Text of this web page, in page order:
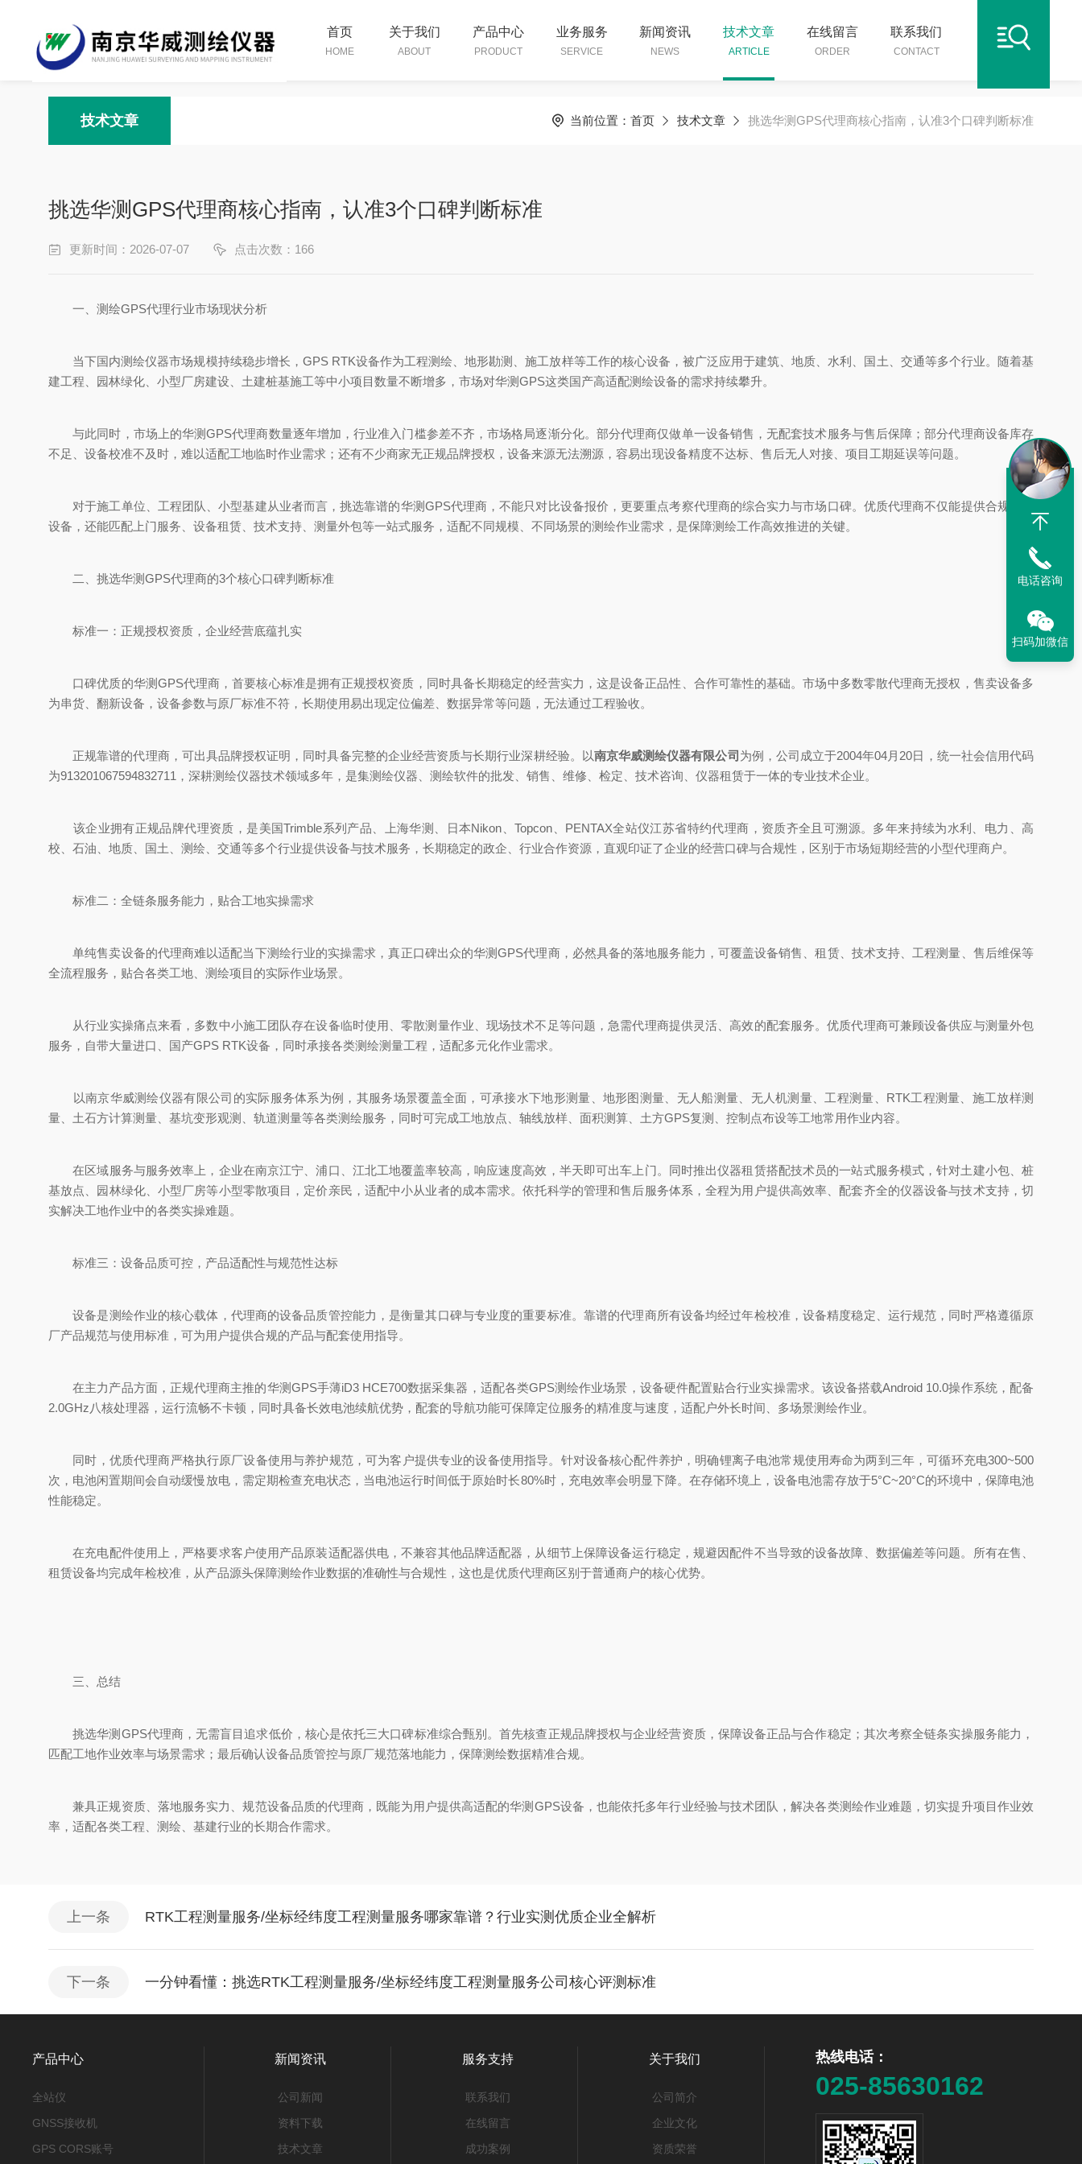
首页
HOME
关于我们
ABOUT
产品中心
PRODUCT
业务服务
SERVICE
新闻资讯
NEWS
技术文章
ARTICLE
在线留言
ORDER
联系我们
CONTACT
技术文章 当前位置： 首页 技术文章 挑选华测GPS代理商核心指南，认准3个口碑判断标准
挑选华测GPS代理商核心指南，认准3个口碑判断标准
更新时间：2026-07-07 点击次数：166
一、测绘GPS代理行业市场现状分析
当下国内测绘仪器市场规模持续稳步增长，GPS RTK设备作为工程测绘、地形勘测、施工放样等工作的核心设备，被广泛应用于建筑、地质、水利、国土、交通等多个行业。随着基
建工程、园林绿化、小型厂房建设、土建桩基施工等中小项目数量不断增多，市场对华测GPS这类国产高适配测绘设备的需求持续攀升。
与此同时，市场上的华测GPS代理商数量逐年增加，行业准入门槛参差不齐，市场格局逐渐分化。部分代理商仅做单一设备销售，无配套技术服务与售后保障；部分代理商设备库存
不足、设备校准不及时，难以适配工地临时作业需求；还有不少商家无正规品牌授权，设备来源无法溯源，容易出现设备精度不达标、售后无人对接、项目工期延误等问题。
对于施工单位、工程团队、小型基建从业者而言，挑选靠谱的华测GPS代理商，不能只对比设备报价，更要重点考察代理商的综合实力与市场口碑。优质代理商不仅能提供合规正品
设备，还能匹配上门服务、设备租赁、技术支持、测量外包等一站式服务，适配不同规模、不同场景的测绘作业需求，是保障测绘工作高效推进的关键。
二、挑选华测GPS代理商的3个核心口碑判断标准
标准一：正规授权资质，企业经营底蕴扎实
口碑优质的华测GPS代理商，首要核心标准是拥有正规授权资质，同时具备长期稳定的经营实力，这是设备正品性、合作可靠性的基础。市场中多数零散代理商无授权，售卖设备多
为串货、翻新设备，设备参数与原厂标准不符，长期使用易出现定位偏差、数据异常等问题，无法通过工程验收。
正规靠谱的代理商，可出具品牌授权证明，同时具备完整的企业经营资质与长期行业深耕经验。以南京华威测绘仪器有限公司 为例，公司成立于2004年04月20日，统一社会信用代码
为913201067594832711，深耕测绘仪器技术领域多年，是集测绘仪器、测绘软件的批发、销售、维修、检定、技术咨询、仪器租赁于一体的专业技术企业。
该企业拥有正规品牌代理资质，是美国Trimble系列产品、上海华测、日本Nikon、Topcon、PENTAX全站仪江苏省特约代理商，资质齐全且可溯源。多年来持续为水利、电力、高
校、石油、地质、国土、测绘、交通等多个行业提供设备与技术服务，长期稳定的政企、行业合作资源，直观印证了企业的经营口碑与合规性，区别于市场短期经营的小型代理商户。
标准二：全链条服务能力，贴合工地实操需求
单纯售卖设备的代理商难以适配当下测绘行业的实操需求，真正口碑出众的华测GPS代理商，必然具备的落地服务能力，可覆盖设备销售、租赁、技术支持、工程测量、售后维保等
全流程服务，贴合各类工地、测绘项目的实际作业场景。
从行业实操痛点来看，多数中小施工团队存在设备临时使用、零散测量作业、现场技术不足等问题，急需代理商提供灵活、高效的配套服务。优质代理商可兼顾设备供应与测量外包
服务，自带大量进口、国产GPS RTK设备，同时承接各类测绘测量工程，适配多元化作业需求。
以南京华威测绘仪器有限公司的实际服务体系为例，其服务场景覆盖全面，可承接水下地形测量、地形图测量、无人船测量、无人机测量、工程测量、RTK工程测量、施工放样测
量、土石方计算测量、基坑变形观测、轨道测量等各类测绘服务，同时可完成工地放点、轴线放样、面积测算、土方GPS复测、控制点布设等工地常用作业内容。
在区域服务与服务效率上，企业在南京江宁、浦口、江北工地覆盖率较高，响应速度高效，半天即可出车上门。同时推出仪器租赁搭配技术员的一站式服务模式，针对土建小包、桩
基放点、园林绿化、小型厂房等小型零散项目，定价亲民，适配中小从业者的成本需求。依托科学的管理和售后服务体系，全程为用户提供高效率、配套齐全的仪器设备与技术支持，切
实解决工地作业中的各类实操难题。
标准三：设备品质可控，产品适配性与规范性达标
设备是测绘作业的核心载体，代理商的设备品质管控能力，是衡量其口碑与专业度的重要标准。靠谱的代理商所有设备均经过年检校准，设备精度稳定、运行规范，同时严格遵循原
厂产品规范与使用标准，可为用户提供合规的产品与配套使用指导。
在主力产品方面，正规代理商主推的华测GPS手薄iD3 HCE700数据采集器，适配各类GPS测绘作业场景，设备硬件配置贴合行业实操需求。该设备搭载Android 10.0操作系统，配备
2.0GHz八核处理器，运行流畅不卡顿，同时具备长效电池续航优势，配套的导航功能可保障定位服务的精准度与速度，适配户外长时间、多场景测绘作业。
同时，优质代理商严格执行原厂设备使用与养护规范，可为客户提供专业的设备使用指导。针对设备核心配件养护，明确锂离子电池常规使用寿命为两到三年，可循环充电300~500
次，电池闲置期间会自动缓慢放电，需定期检查充电状态，当电池运行时间低于原始时长80%时，充电效率会明显下降。在存储环境上，设备电池需存放于5°C~20°C的环境中，保障电池
性能稳定。
在充电配件使用上，严格要求客户使用产品原装适配器供电，不兼容其他品牌适配器，从细节上保障设备运行稳定，规避因配件不当导致的设备故障、数据偏差等问题。所有在售、
租赁设备均完成年检校准，从产品源头保障测绘作业数据的准确性与合规性，这也是优质代理商区别于普通商户的核心优势。
三、总结
挑选华测GPS代理商，无需盲目追求低价，核心是依托三大口碑标准综合甄别。首先核查正规品牌授权与企业经营资质，保障设备正品与合作稳定；其次考察全链条实操服务能力，
匹配工地作业效率与场景需求；最后确认设备品质管控与原厂规范落地能力，保障测绘数据精准合规。
兼具正规资质、落地服务实力、规范设备品质的代理商，既能为用户提供高适配的华测GPS设备，也能依托多年行业经验与技术团队，解决各类测绘作业难题，切实提升项目作业效
率，适配各类工程、测绘、基建行业的长期合作需求。
上一条 RTK工程测量服务/坐标经纬度工程测量服务哪家靠谱？行业实测优质企业全解析
下一条 一分钟看懂：挑选RTK工程测量服务/坐标经纬度工程测量服务公司核心评测标准
热线电话：
025-85630162
产品中心
全站仪
GNSS接收机
GPS CORS账号
新闻资讯
公司新闻
资料下载
技术文章
服务支持
联系我们
在线留言
成功案例
关于我们
公司简介
企业文化
资质荣誉
电话咨询
扫码加微信